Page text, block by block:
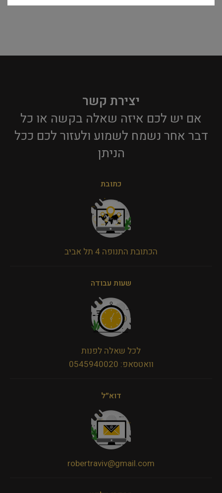
יצירת קשר
אם יש לכם איזה שאלה בקשה או כל
דבר אחר נשמח לשמוע ולעזור לכם ככל
הניתן​
כתובת
הכתובת התנופה 4 תל אביב
שעות עבודה
לכל שאלה לפנות
וואטסאפ: 0545940020
דוא״ל
robertraviv@gmail.com